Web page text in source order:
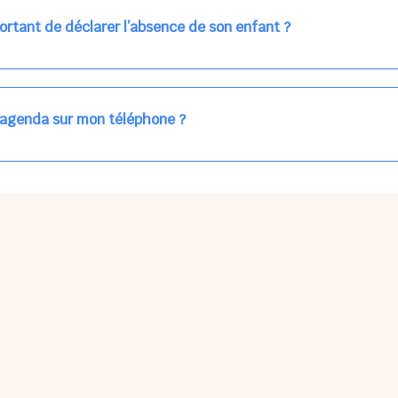
de déclarer l’absence de son enfant ?
enfants à accueillir, et ajuster les plannings au mieux.
car les repas sont commandés à l’avance.
sur mon téléphone ?
sur l'App Store ni Google Play car il s'agit d'une Web App,